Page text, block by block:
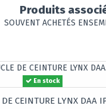
Produits
SOUVENT ACHETÉS
En stock
DE CEINTURE LYNX DAA